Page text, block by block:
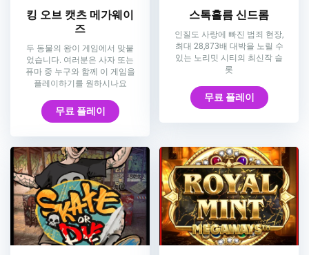
킹 오브 캣츠 메가웨이
즈
두 동물의 왕이 게임에서 맞붙
었습니다. 여러분은 사자 또는
퓨마 중 누구와 함께 이 게임을
플레이하기를 원하시나요
무료 플레이
스톡홀름 신드롬
인질도 사랑에 빠진 범죄 현장,
최대 28,873배 대박을 노릴 수
있는 노리밋 시티의 최신작 슬
롯
무료 플레이